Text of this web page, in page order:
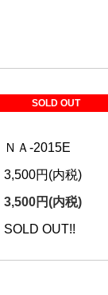
SOLD OUT
ＮＡ-2015E
3,500円(内税)
3,500円(内税)
SOLD OUT!!